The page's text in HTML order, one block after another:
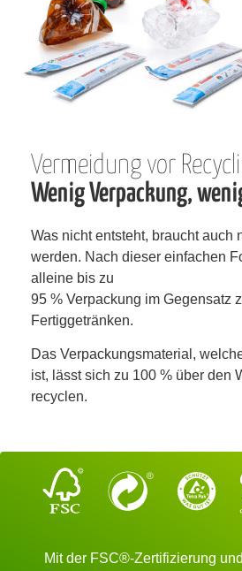
Vermeidung vor
Wenig Verpackung,
Was nicht entsteht, braucht auch
werden. Nach dieser einfachen
alleine bis zu
95 % Verpackung im Gegensatz
Fertiggetränken.
Das Verpackungsmaterial,
ist, lässt sich zu 100 % über den
recyclen.
Mit der FSC®-Zertifizierung